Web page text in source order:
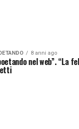
8 anni ago
nel web”. “La